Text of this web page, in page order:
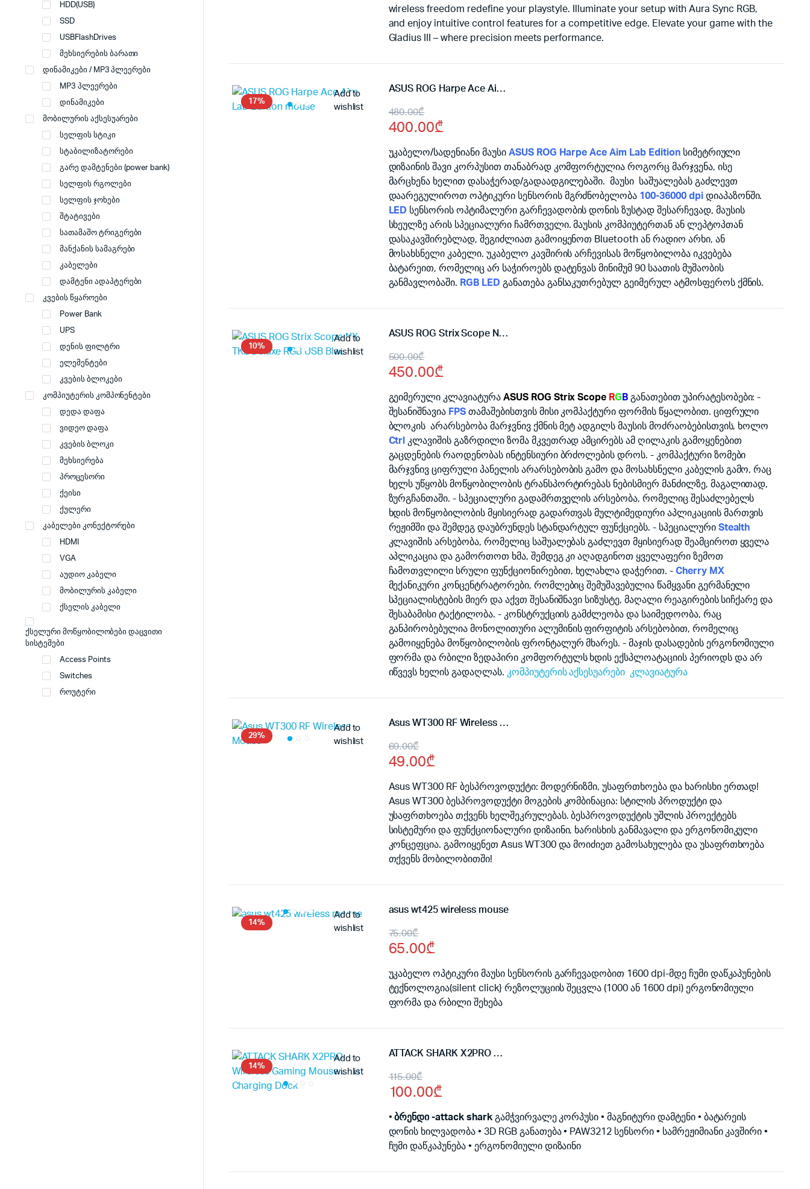
wireless freedom redefine your playstyle. Illuminate your setup with Aura Sync RGB,
and enjoy intuitive control features for a competitive edge. Elevate your game with the
Gladius III – where precision meets performance.
17%
Add to
wishlist
ASUS ROG Harpe Ace Aim Lab Edition mouse
480.00₾
Original
price
was:
480.00₾.
400.00₾
Current
price
is:
400.00₾.
უკაბელო/სადენიანი მაუსი ASUS ROG Harpe Ace Aim Lab Editionსიმეტრიული
დიზაინის შავი კორპუსით თანაბრად კომფორტულია როგორც მარჯვენა, ისე
მარცხენა ხელით დასაჭერად/გადაადგილებაში. მაუსი საშუალებას გაძლევთ
დაარეგულიროთ ოპტიკური სენსორის მგრძნობელობა 100-36000 dpiდიაპაზონში.
LED სენსორის ოპტიმალური გარჩევადობის დონის ზუსტად შესარჩევად, მაუსის
სხეულზე არის სპეციალური ჩამრთველი. მაუსის კომპიუტერთან ან ლეპტოპთან
დასაკავშირებლად, შეგიძლიათ გამოიყენოთ Bluetooth ან რადიო არხი, ან
მოსახსნელი კაბელი. უკაბელო კავშირის არჩევისას მოწყობილობა იკვებება
ბატარეით, რომელიც არ საჭიროებს დატენვას მინიმუმ 90 საათის მუშაობის
განმავლობაში. RGB LED განათება განსაკუთრებულ გეიმერულ ატმოსფეროს ქმნის.
10%
Add to
wishlist
ASUS ROG Strix Scope NX TKL Deluxe RGB USB Black
500.00₾
Original
price
was:
500.00₾.
450.00₾
Current
price
is:
450.00₾.
გეიმერული კლავიატურა ASUS ROG Strix Scope RG B განათებით უპირატესობები: -
შესანიშნავია FPS თამაშებისთვის მისი კომპაქტური ფორმის წყალობით. ციფრული
ბლოკის არარსებობა მარჯვნივ ქმნის მეტ ადგილს მაუსის მოძრაობებისთვის, ხოლო
Ctrl კლავიშის გაზრდილი ზომა მკვეთრად ამცირებს ამ ღილაკის გამოყენებით
გაცდენების რაოდენობას ინტენსიური ბრძოლების დროს. - კომპაქტური ზომები
მარჯვნივ ციფრული პანელის არარსებობის გამო და მოსახსნელი კაბელის გამო, რაც
ხელს უწყობს მოწყობილობის ტრანსპორტირებას ნებისმიერ მანძილზე, მაგალითად,
ზურგჩანთაში. - სპეციალური გადამრთველის არსებობა, რომელიც შესაძლებელს
ხდის მოწყობილობის მყისიერად გადართვას მულტიმედიური აპლიკაციის მართვის
რეჟიმში და შემდეგ დაუბრუნდეს სტანდარტულ ფუნქციებს. - სპეციალური Stealth
კლავიშის არსებობა, რომელიც საშუალებას გაძლევთ მყისიერად შეამციროთ ყველა
აპლიკაცია და გამორთოთ ხმა, შემდეგ კი აღადგინოთ ყველაფერი ზემოთ
ჩამოთვლილი სრული ფუნქციონირებით, ხელახლა დაჭერით. - Cherry MX
მექანიკური კონცენტრატორები, რომლებიც შემუშავებულია წამყვანი გერმანელი
სპეციალისტების მიერ და აქვთ შესანიშნავი სიზუსტე, მაღალი რეაგირების სიჩქარე და
შესაბამისი ტაქტილობა. - კონსტრუქციის გამძლეობა და საიმედოობა, რაც
განპირობებულია მონოლითური ალუმინის ფირფიტის არსებობით, რომელიც
გამოიყენება მოწყობილობის ფრონტალურ მხარეს. - მაჯის დასადების ერგონომიული
ფორმა და რბილი ზედაპირი კომფორტულს ხდის ექსპლოატაციის პერიოდს და არ
იწვევს ხელის გადაღლას. კომპიუტერის აქსესუარები კლავიატურა
29%
Add to
wishlist
Asus WT300 RF Wireless Mouse
69.00₾
Original
price
was:
69.00₾.
49.00₾
Current
price
is:
49.00₾.
Asus WT300 RF ბესპროვოდუქტი: მოდერნიზმი, უსაფრთხოება და ხარისხი ერთად!
Asus WT300 ბესპროვოდუქტი მოგების კომბინაცია: სტილის პროდუქტი და
უსაფრთხოება თქვენს ხელშეკრულებას. ბესპროვოდუქტის უშლის პროექტებს
სისტემური და ფუნქციონალური დიზაინი, ხარისხის განმავალი და ერგონომიკული
კონცეფცია. გამოიყენეთ Asus WT300 და მოიძიეთ გამოსახულება და უსაფრთხოება
თქვენს მობილობითში!
14%
Add to
wishlist
asus wt425 wireless mouse
75.00₾
Original
price
was:
75.00₾.
65.00₾
Current
price
is:
65.00₾.
უკაბელო ოპტიკური მაუსი სენსორის გარჩევადობით 1600 dpi-მდე ჩუმი დაწკაპუნების
ტექნოლოგია(silent click} რეზოლუციის შეცვლა (1000 ან 1600 dpi) ერგონომიული
ფორმა და რბილი შეხება
14%
Add to
wishlist
ATTACK SHARK X2PRO Wireless Gaming Mouse with Charging Dock
115.00₾
Original
price
was:
115.00₾.
100.00₾
Current
price
is:
100.00₾.
• ბრენდი -attack sharkგამჭვირვალე კორპუსი • მაგნიტური დამტენი • ბატარეის
დონის ხილვადობა • 3D RGB განათება • PAW3212 სენსორი • სამრეჟიმიანი კავშირი •
ჩუმი დაწკაპუნება • ერგონომიული დიზაინი
HDD(USB)
SSD
USBFlashDrives
მეხსიერების ბარათი
დინამიკები / MP3 პლეერები
MP3 პლეერები
დინამიკები
მობილურის აქსესუარები
სელფის სტიკი
სტაბილიზატორები
გარე დამტენები (power bank)
სელფის რგოლები
სელფის ჯოხები
შტატივები
სათამაშო ტრიგერები
მანქანის სამაგრები
კაბელები
დამტენი ადაპტერები
კვების წყაროები
Power Bank
UPS
დენის ფილტრი
ელემენტები
კვების ბლოკები
კომპიუტერის კომპონენტები
დედა დაფა
ვიდეო დაფა
კვების ბლოკი
მეხსიერება
პროცესორი
ქეისი
ქულერი
კაბელები კონექტორები
HDMI
VGA
აუდიო კაბელი
მობილურის კაბელი
ქსელის კაბელი
ქსელური მოწყობილობები დაცვითი
სისტემები
Access Points
Switches
როუტერი